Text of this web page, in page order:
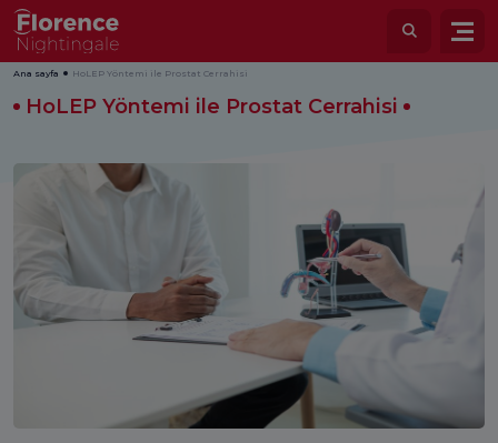
Ana sayfa HoLEP Yöntemi ile Prostat Cerrahisi
HoLEP Yöntemi ile Prostat Cerrahisi